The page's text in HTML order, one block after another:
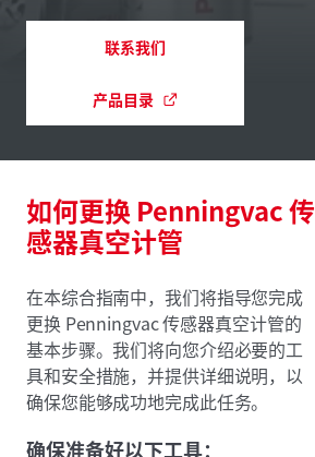
联系我们
产品目录
如何更换 Penningvac 传
感器真空计管
在本综合指南中，我们将指导您完成
更换 Penningvac 传感器真空计管的
基本步骤。我们将向您介绍必要的工
具和安全措施，并提供详细说明，以
确保您能够成功地完成此任务。
确保准备好以下工具：